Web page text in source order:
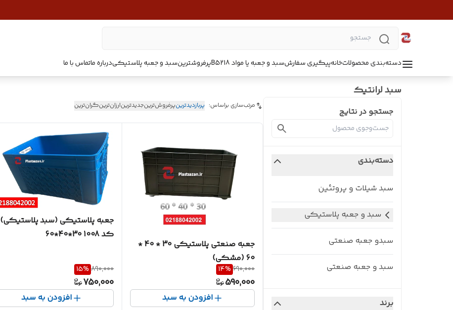
دسته‌بندی محصولاتخانهپیگیری سفارشسبد و جعبه یا مواد B5218 پرفروشترینسبد و جعبه پلاستیکیدرباره ماتماس با ما
سبد لرانتیک
جستجو در نتایج
دسته‌بندی
سبد شیلات و پروتئین
سبد و جعبه پلاستیکی
سبدو جعبه صنعتی
سبد و جعبه صنعتی
برند
مرتب‌سازی براساس: پربازدیدترینپرفروش‌ترینجدیدترینارزان‌ترینگران‌ترین
جعبه صنعتی پلاستیکی 30 * 40 *
60 (مشکی)
690,000
14%
590,000
افزودن به سبد
جعبه پلاستیکی (سبد پلاستیکی)
کد 1008 30*40*60
890,000
15%
750,000
افزودن به سبد